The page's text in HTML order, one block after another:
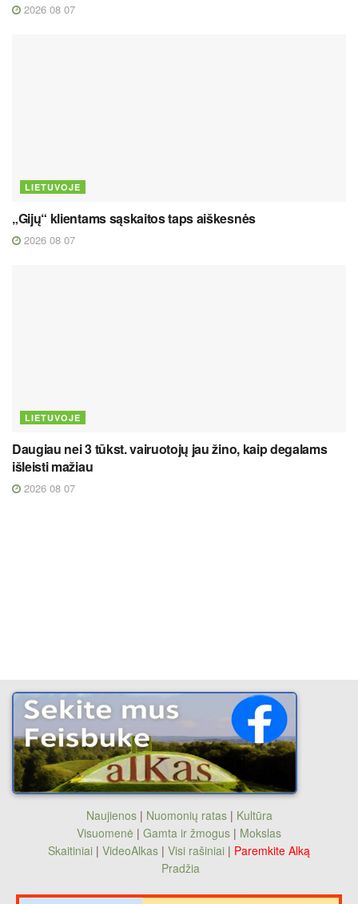
2026 08 07
LIETUVOJE
„Gijų“ klientams sąskaitos taps aiškesnės
2026 08 07
LIETUVOJE
Daugiau nei 3 tūkst. vairuotojų jau žino, kaip degalams
išleisti mažiau
2026 08 07
Naujienos| Nuomonių ratas| Kultūra
Visuomenė | Gamta ir žmogus | Mokslas
Skaitiniai | VideoAlkas | Visi rašiniai | Paremkite Alką
Pradžia